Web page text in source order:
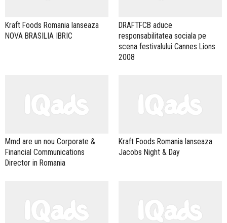
Kraft Foods Romania lanseaza
NOVA BRASILIA IBRIC
DRAFTFCB aduce
responsabilitatea sociala pe
scena festivalului Cannes Lions
2008
Mmd are un nou Corporate &
Financial Communications
Director in Romania
Kraft Foods Romania lanseaza
Jacobs Night & Day